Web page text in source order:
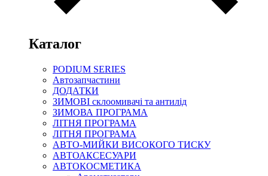
Каталог
PODIUM SERIES
Автозапчастини
ДОДАТКИ
ЗИМОВІ склоомивачі та антилід
ЗИМОВА ПРОГРАМА
ЛІТНЯ ПРОГРАМА
ЛІТНЯ ПРОГРАМА
АВТО-МИЙКИ ВИСОКОГО ТИСКУ
АВТОАКСЕСУАРИ
АВТОКОСМЕТИКА